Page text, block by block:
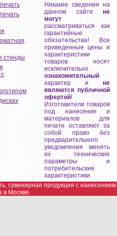
стенды
Никакие сведения на
данном сайтене
могут
рассматриваться как
гарантийные
обязательства! Все
приведенные цены и
характеристики
товаров носят
исключительно
ознакомительный
характер ине
являются публичной
офертой!
Изготовители товаров
под нанесение и
материалов для
печати оставляют за
собой право без
предварительного
уведомления менять
их технические
параметры и
потребительские
характеристики.
сувенирная продукция с нанесением
в Москве.